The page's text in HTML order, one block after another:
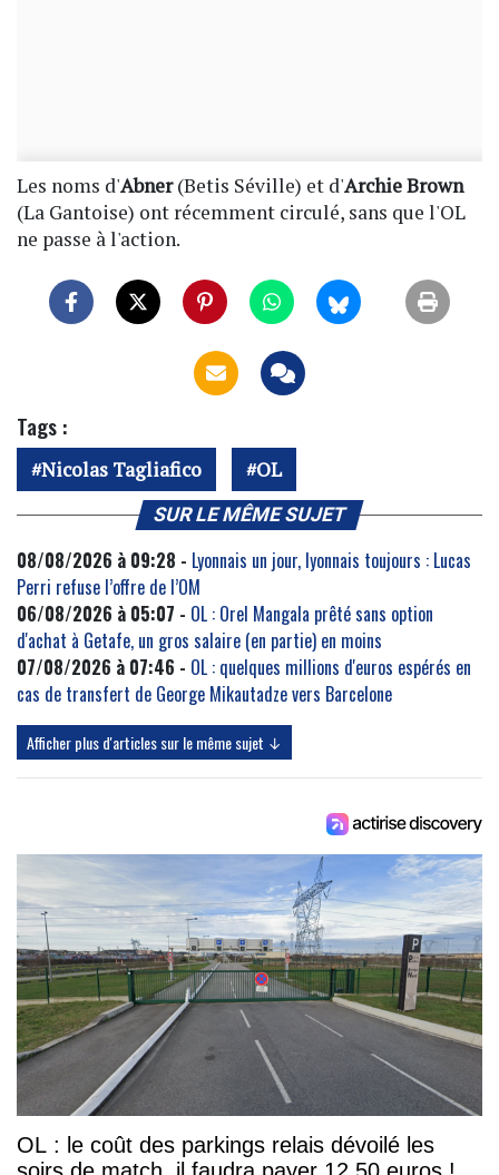
Les noms d'Abner(Betis Séville) et d'Archie Brown
(La Gantoise) ont récemment circulé, sans que l'OL
ne passe à l'action.
Tags :
Nicolas Tagliafico OL
SUR LE MÊME SUJET
08/08/2026 à 09:28 - Lyonnais un jour, lyonnais toujours : Lucas
Perri refuse l’offre de l’OM
06/08/2026 à 05:07 - OL : Orel Mangala prêté sans option
d'achat à Getafe, un gros salaire (en partie) en moins
07/08/2026 à 07:46 - OL : quelques millions d'euros espérés en
cas de transfert de George Mikautadze vers Barcelone
Afficher plus d'articles sur le même sujet ↓
OL : le coût des parkings relais dévoilé les